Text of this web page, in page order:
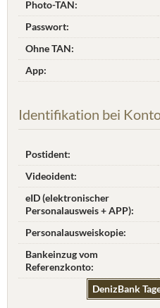
Photo-TAN:
Passwort:
Ohne TAN:
App:
Identifikation bei
Postident:
Videoident:
eID (elektronischer
Personalausweis + APP):
Personalausweiskopie:
Bankeinzug vom
Referenzkonto:
DenizBank